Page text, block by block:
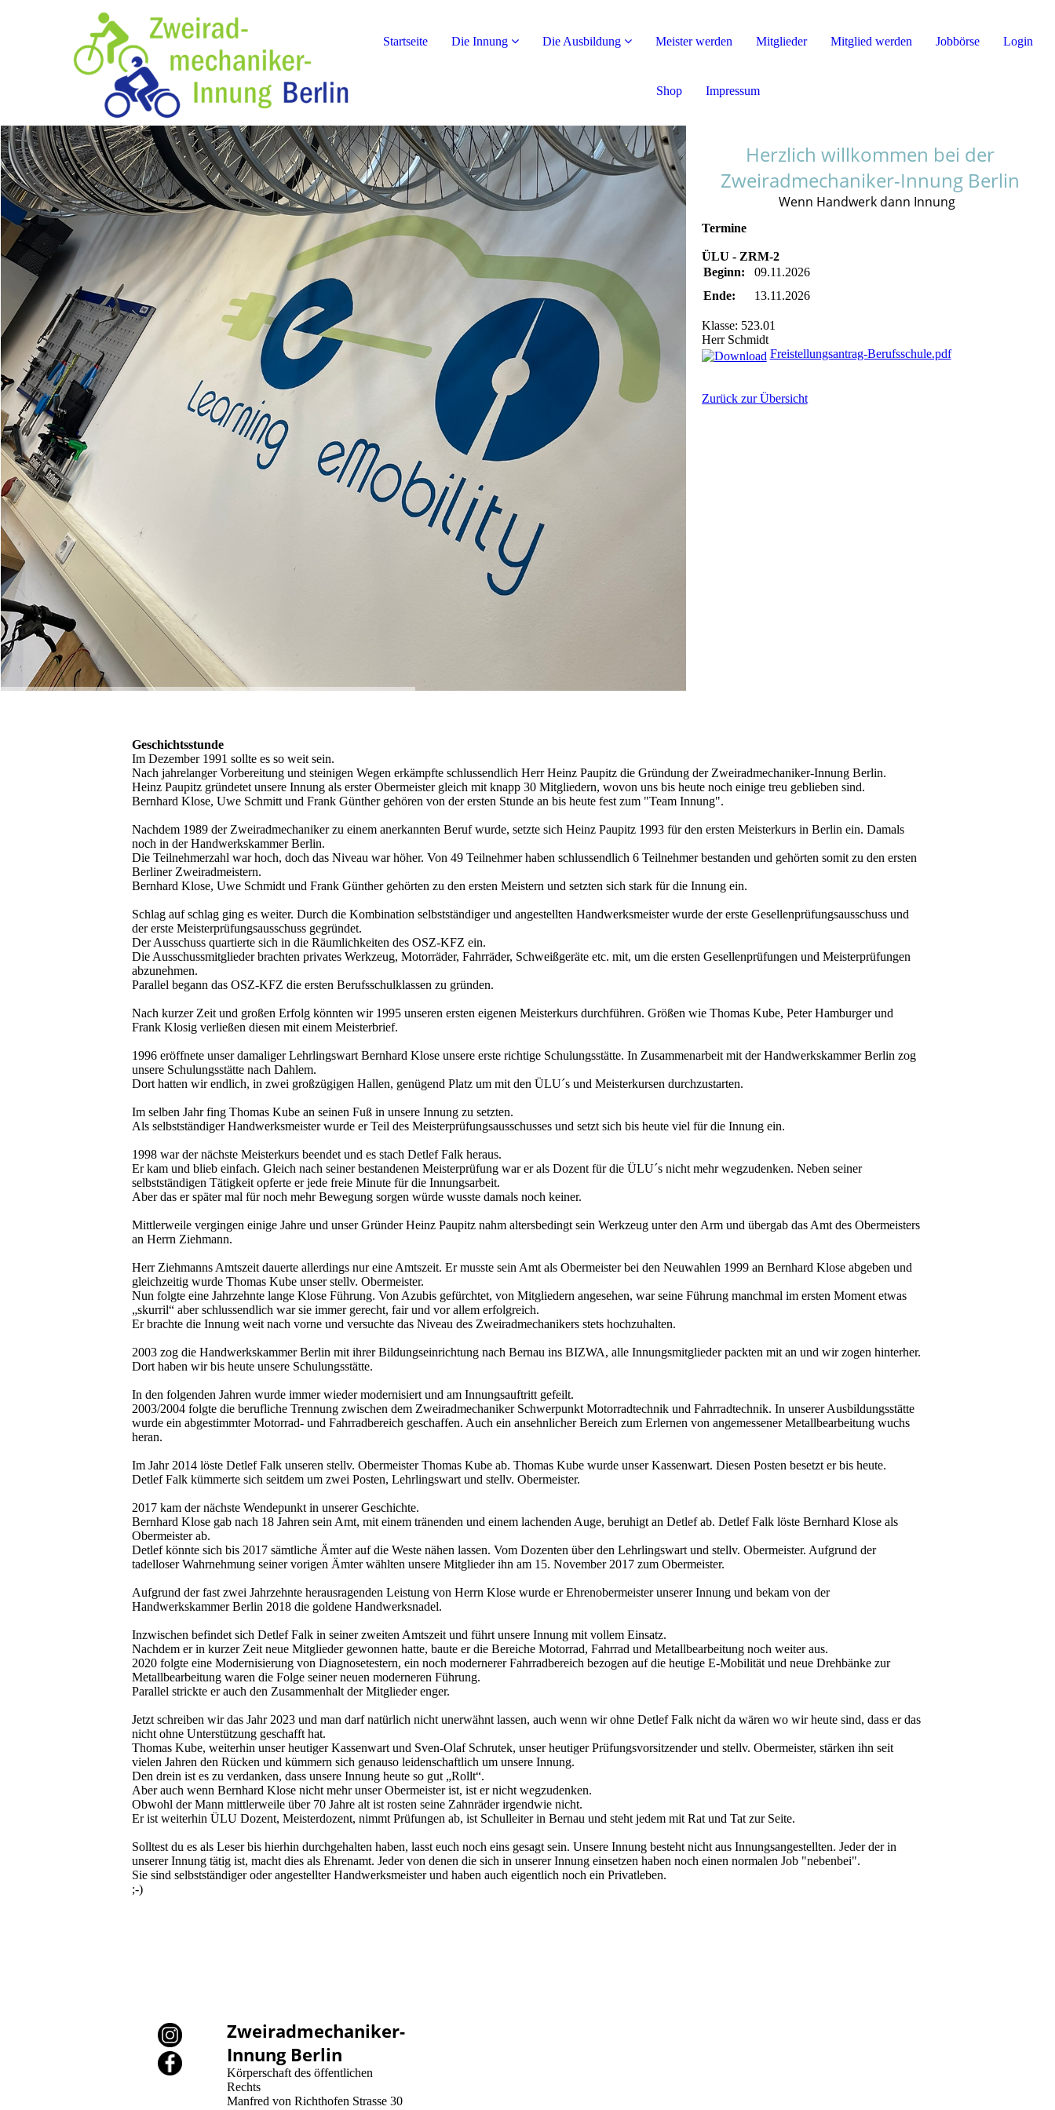
Startseite Die Innung Die Ausbildung Meister werden Mitglieder Mitglied werden Jobbörse Login
Shop Impressum
Herzlich willkommen bei der
Zweiradmechaniker-Innung Berlin
Wenn Handwerk dann Innung
Termine
ÜLU - ZRM-2
Beginn:
09.11.2026
Ende:
13.11.2026
Klasse: 523.01
Herr Schmidt
Freistellungsantrag-Berufsschule.pdf
Zurück zur Übersicht
Geschichtsstunde
Im Dezember 1991 sollte es so weit sein.
Nach jahrelanger Vorbereitung und steinigen Wegen erkämpfte schlussendlich Herr Heinz Paupitz die Gründung der Zweiradmechaniker-Innung Berlin.
Heinz Paupitz gründetet unsere Innung als erster Obermeister gleich mit knapp 30 Mitgliedern, wovon uns bis heute noch einige treu geblieben sind.
Bernhard Klose, Uwe Schmitt und Frank Günther gehören von der ersten Stunde an bis heute fest zum "Team Innung".
Nachdem 1989 der Zweiradmechaniker zu einem anerkannten Beruf wurde, setzte sich Heinz Paupitz 1993 für den ersten Meisterkurs in Berlin ein. Damals
noch in der Handwerkskammer Berlin.
Die Teilnehmerzahl war hoch, doch das Niveau war höher. Von 49 Teilnehmer haben schlussendlich 6 Teilnehmer bestanden und gehörten somit zu den ersten
Berliner Zweiradmeistern.
Bernhard Klose, Uwe Schmidt und Frank Günther gehörten zu den ersten Meistern und setzten sich stark für die Innung ein.
Schlag auf schlag ging es weiter. Durch die Kombination selbstständiger und angestellten Handwerksmeister wurde der erste Gesellenprüfungsausschuss und
der erste Meisterprüfungsausschuss gegründet.
Der Ausschuss quartierte sich in die Räumlichkeiten des OSZ-KFZ ein.
Die Ausschussmitglieder brachten privates Werkzeug, Motorräder, Fahrräder, Schweißgeräte etc. mit, um die ersten Gesellenprüfungen und Meisterprüfungen
abzunehmen.
Parallel begann das OSZ-KFZ die ersten Berufsschulklassen zu gründen.
Nach kurzer Zeit und großen Erfolg könnten wir 1995 unseren ersten eigenen Meisterkurs durchführen. Größen wie Thomas Kube, Peter Hamburger und
Frank Klosig verließen diesen mit einem Meisterbrief.
1996 eröffnete unser damaliger Lehrlingswart Bernhard Klose unsere erste richtige Schulungsstätte. In Zusammenarbeit mit der Handwerkskammer Berlin zog
unsere Schulungsstätte nach Dahlem.
Dort hatten wir endlich, in zwei großzügigen Hallen, genügend Platz um mit den ÜLU´s und Meisterkursen durchzustarten.
Im selben Jahr fing Thomas Kube an seinen Fuß in unsere Innung zu setzten.
Als selbstständiger Handwerksmeister wurde er Teil des Meisterprüfungsausschusses und setzt sich bis heute viel für die Innung ein.
1998 war der nächste Meisterkurs beendet und es stach Detlef Falk heraus.
Er kam und blieb einfach. Gleich nach seiner bestandenen Meisterprüfung war er als Dozent für die ÜLU´s nicht mehr wegzudenken. Neben seiner
selbstständigen Tätigkeit opferte er jede freie Minute für die Innungsarbeit.
Aber das er später mal für noch mehr Bewegung sorgen würde wusste damals noch keiner.
Mittlerweile vergingen einige Jahre und unser Gründer Heinz Paupitz nahm altersbedingt sein Werkzeug unter den Arm und übergab das Amt des Obermeisters
an Herrn Ziehmann.
Herr Ziehmanns Amtszeit dauerte allerdings nur eine Amtszeit. Er musste sein Amt als Obermeister bei den Neuwahlen 1999 an Bernhard Klose abgeben und
gleichzeitig wurde Thomas Kube unser stellv. Obermeister.
Nun folgte eine Jahrzehnte lange Klose Führung. Von Azubis gefürchtet, von Mitgliedern angesehen, war seine Führung manchmal im ersten Moment etwas
„skurril“ aber schlussendlich war sie immer gerecht, fair und vor allem erfolgreich.
Er brachte die Innung weit nach vorne und versuchte das Niveau des Zweiradmechanikers stets hochzuhalten.
2003 zog die Handwerkskammer Berlin mit ihrer Bildungseinrichtung nach Bernau ins BIZWA, alle Innungsmitglieder packten mit an und wir zogen hinterher.
Dort haben wir bis heute unsere Schulungsstätte.
In den folgenden Jahren wurde immer wieder modernisiert und am Innungsauftritt gefeilt.
2003/2004 folgte die berufliche Trennung zwischen dem Zweiradmechaniker Schwerpunkt Motorradtechnik und Fahrradtechnik. In unserer Ausbildungsstätte
wurde ein abgestimmter Motorrad- und Fahrradbereich geschaffen. Auch ein ansehnlicher Bereich zum Erlernen von angemessener Metallbearbeitung wuchs
heran.
Im Jahr 2014 löste Detlef Falk unseren stellv. Obermeister Thomas Kube ab. Thomas Kube wurde unser Kassenwart. Diesen Posten besetzt er bis heute.
Detlef Falk kümmerte sich seitdem um zwei Posten, Lehrlingswart und stellv. Obermeister.
2017 kam der nächste Wendepunkt in unserer Geschichte.
Bernhard Klose gab nach 18 Jahren sein Amt, mit einem tränenden und einem lachenden Auge, beruhigt an Detlef ab. Detlef Falk löste Bernhard Klose als
Obermeister ab.
Detlef könnte sich bis 2017 sämtliche Ämter auf die Weste nähen lassen. Vom Dozenten über den Lehrlingswart und stellv. Obermeister. Aufgrund der
tadelloser Wahrnehmung seiner vorigen Ämter wählten unsere Mitglieder ihn am 15. November 2017 zum Obermeister.
Aufgrund der fast zwei Jahrzehnte herausragenden Leistung von Herrn Klose wurde er Ehrenobermeister unserer Innung und bekam von der
Handwerkskammer Berlin 2018 die goldene Handwerksnadel.
Inzwischen befindet sich Detlef Falk in seiner zweiten Amtszeit und führt unsere Innung mit vollem Einsatz.
Nachdem er in kurzer Zeit neue Mitglieder gewonnen hatte, baute er die Bereiche Motorrad, Fahrrad und Metallbearbeitung noch weiter aus.
2020 folgte eine Modernisierung von Diagnosetestern, ein noch modernerer Fahrradbereich bezogen auf die heutige E-Mobilität und neue Drehbänke zur
Metallbearbeitung waren die Folge seiner neuen moderneren Führung.
Parallel strickte er auch den Zusammenhalt der Mitglieder enger.
Jetzt schreiben wir das Jahr 2023 und man darf natürlich nicht unerwähnt lassen, auch wenn wir ohne Detlef Falk nicht da wären wo wir heute sind, dass er das
nicht ohne Unterstützung geschafft hat.
Thomas Kube, weiterhin unser heutiger Kassenwart und Sven-Olaf Schrutek, unser heutiger Prüfungsvorsitzender und stellv. Obermeister, stärken ihn seit
vielen Jahren den Rücken und kümmern sich genauso leidenschaftlich um unsere Innung.
Den drein ist es zu verdanken, dass unsere Innung heute so gut „Rollt“.
Aber auch wenn Bernhard Klose nicht mehr unser Obermeister ist, ist er nicht wegzudenken.
Obwohl der Mann mittlerweile über 70 Jahre alt ist rosten seine Zahnräder irgendwie nicht.
Er ist weiterhin ÜLU Dozent, Meisterdozent, nimmt Prüfungen ab, ist Schulleiter in Bernau und steht jedem mit Rat und Tat zur Seite.
Solltest du es als Leser bis hierhin durchgehalten haben, lasst euch noch eins gesagt sein. Unsere Innung besteht nicht aus Innungsangestellten. Jeder der in
unserer Innung tätig ist, macht dies als Ehrenamt. Jeder von denen die sich in unserer Innung einsetzen haben noch einen normalen Job "nebenbei".
Sie sind selbstständiger oder angestellter Handwerksmeister und haben auch eigentlich noch ein Privatleben.
;-)
Zweiradmechaniker-
Innung Berlin
Körperschaft des öffentlichen
Rechts
Manfred von Richthofen Strasse 30